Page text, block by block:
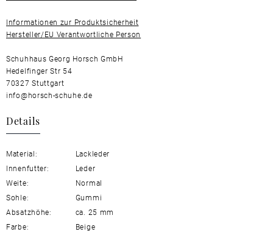
Informationen zur Produktsicherheit
Hersteller/EU Verantwortliche Person
Schuhhaus Georg Horsch GmbH
Hedelfinger Str 54
70327 Stuttgart
info@horsch-schuhe.de
Details
Material:
Lackleder
Innenfutter:
Leder
Weite:
Normal
Sohle:
Gummi
Absatzhöhe:
ca. 25 mm
Farbe:
Beige